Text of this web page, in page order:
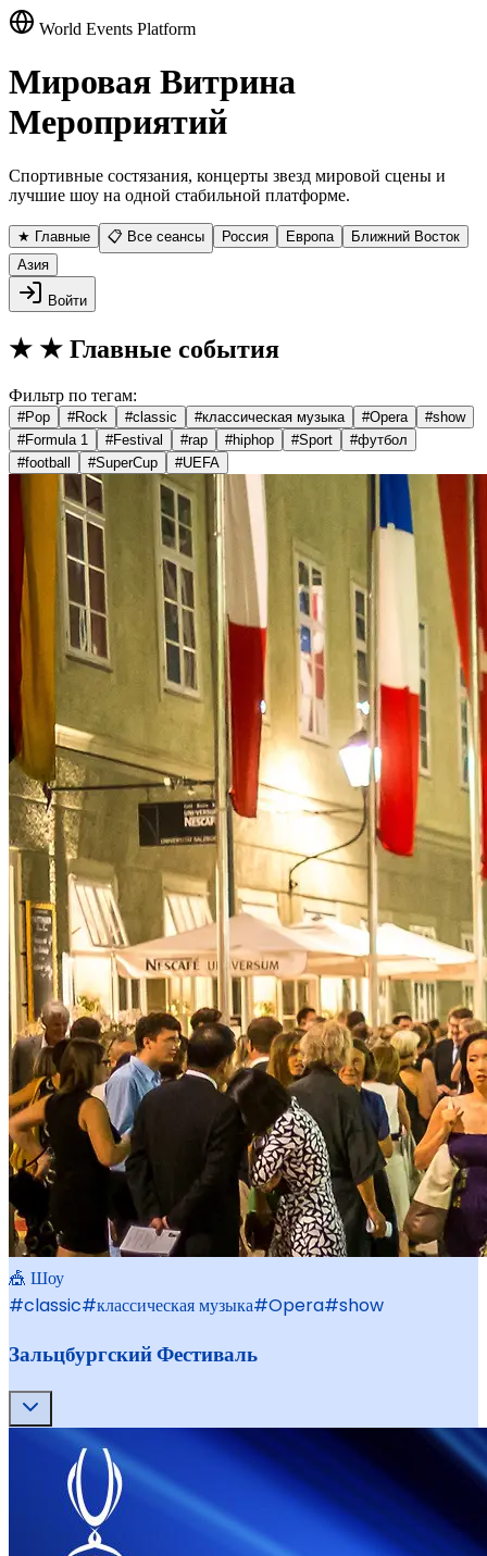
World Events Platform
Мировая Витрина
Мероприятий
Спортивные состязания, концерты звезд мировой сцены и
лучшие шоу на одной стабильной платформе.
★ Главные 📋 Все сеансы Россия Европа
Ближний Восток
Азия
Войти
★ ★ Главные события
Фильтр по тегам:
#Pop #Rock #classic #классическая музыка #Opera #show
#Formula 1 #Festival #rap #hiphop #Sport #футбол
#football #SuperCup #UEFA
🎪 Шоу
#classic#классическая музыка#Opera#show
Зальцбургский Фестиваль